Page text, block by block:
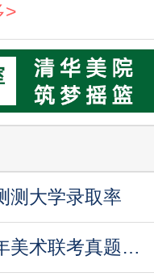
>
测大学录取率
2020届美术生必备｜历年美术联考真题汇总